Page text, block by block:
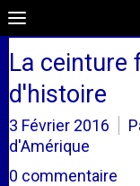
La ceinture
d'histoire
3 Février 2016
d'Amérique
0 commentaire